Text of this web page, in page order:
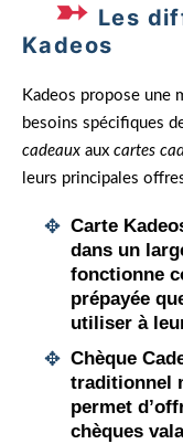
Les
Kadeos
Kadeos propose une
besoins spécifiques
cadeaux aux cartes
leurs principales
Carte
dans un
fonctionne
prépayée
utiliser à
Chèque
traditionnel
permet
chèques